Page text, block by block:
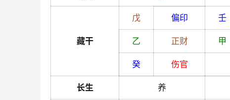
藏干
戊 偏印 壬
乙 正财 甲
癸 伤官
长生 养